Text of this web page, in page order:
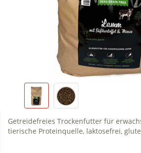
Getreidefreies Trockenfutter für
tierische Proteinquelle, laktosefrei,